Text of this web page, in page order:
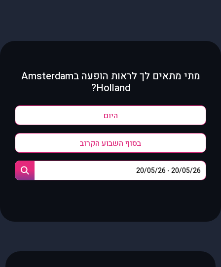
מתי מתאים לך לראות הופעה בAmsterdam
Holland?
היום
בסוף השבוע הקרוב